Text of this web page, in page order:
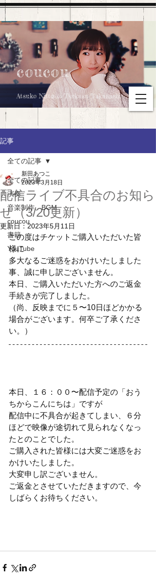
coucou
Atsuko Nitta & Tsukasa Takahashi
記事
全ての記事
演奏
音楽制作、BGM
coucou
書籍
YouTube
全ての記事
配信ライブ不具合のお知ら
せ（3/20更新）
新田あつこ
2023年3月18日
更新日：2023年5月11日
この度はチケットご購入いただいた皆
様に
多大なるご迷惑をおかけいたしました
事、誠に申し訳ございません。
本日、ご購入いただいた方へのご返金
手続きが完了しました。
（尚、反映までに５〜10日ほどかかる
場合がございます。何卒ご了承くださ
い。）
本日、１６：００〜配信予定の「おう
ちからこんにちは」ですが
配信中に不具合が起きてしまい、６分
ほどで映像が途切れて見られなくなっ
たとのことでした。
ご購入された皆様には大変ご迷惑をお
かけいたしました。
大変申し訳ございません。
ご返金とさせていただきますので、今
しばらくお待ちください。